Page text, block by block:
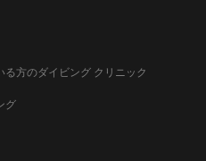
方のダイビング クリニック
グ